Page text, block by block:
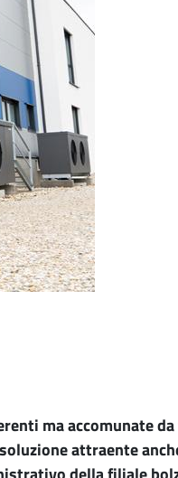
ma accomunate
attraente